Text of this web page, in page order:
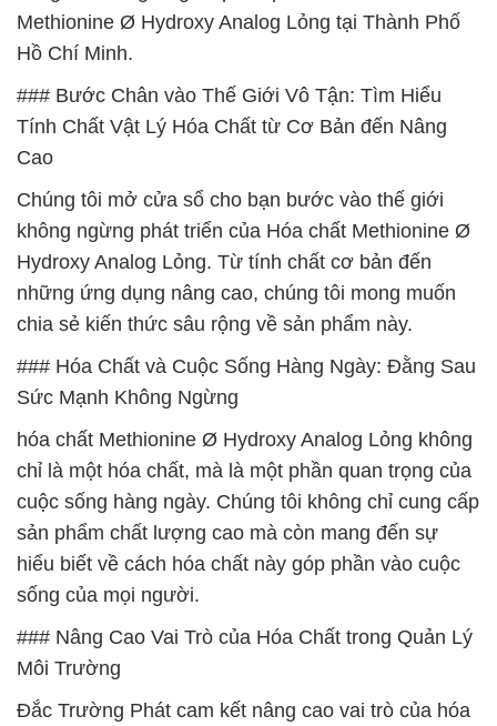
Methionine Ø Hydroxy Analog Lỏng tại Thành Phố
Hồ Chí Minh.
### Bước Chân vào Thế Giới Vô Tận: Tìm Hiểu
Tính Chất Vật Lý Hóa Chất từ Cơ Bản đến Nâng
Cao
Chúng tôi mở cửa sổ cho bạn bước vào thế giới
không ngừng phát triển của Hóa chất Methionine Ø
Hydroxy Analog Lỏng. Từ tính chất cơ bản đến
những ứng dụng nâng cao, chúng tôi mong muốn
chia sẻ kiến thức sâu rộng về sản phẩm này.
### Hóa Chất và Cuộc Sống Hàng Ngày: Đằng Sau
Sức Mạnh Không Ngừng
hóa chất Methionine Ø Hydroxy Analog Lỏng không
chỉ là một hóa chất, mà là một phần quan trọng của
cuộc sống hàng ngày. Chúng tôi không chỉ cung cấp
sản phẩm chất lượng cao mà còn mang đến sự
hiểu biết về cách hóa chất này góp phần vào cuộc
sống của mọi người.
### Nâng Cao Vai Trò của Hóa Chất trong Quản Lý
Môi Trường
Đắc Trường Phát cam kết nâng cao vai trò của hóa